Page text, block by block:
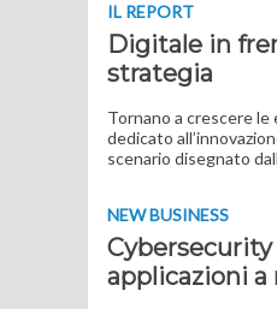
IL REPORT
Digitale in
strategia
Tornano a crescere
dedicato
scenario disegnato
NEW BUSINESS
applicazioni a